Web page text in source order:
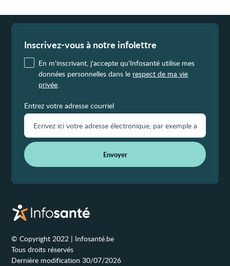
Inscrivez-vous à notre infolettre
En m'inscrivant, j'accepte qu'Infosanté utilise mes
données personnelles dans le respect de ma vie
privée.
Entrez votre adresse courriel
Envoyer
© Copyright 2022 | Infosanté.be
Tous droits réservés
Dernière modification 30/07/2026